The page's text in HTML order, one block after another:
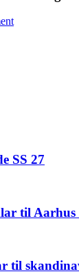
SS 27
til Aarhus
til